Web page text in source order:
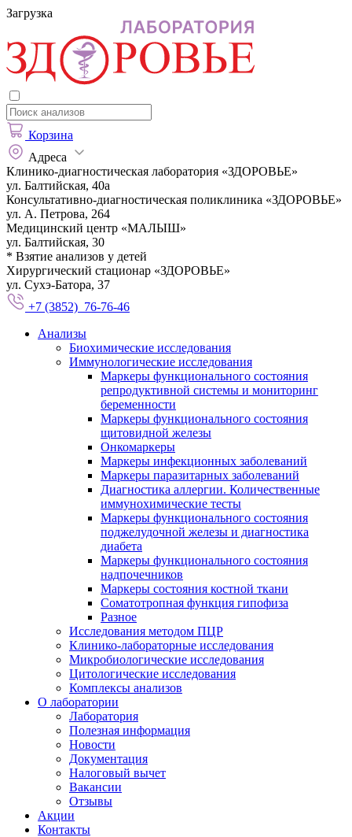
Загрузка
Корзина
Адреса
Клинико-диагностическая лаборатория «ЗДОРОВЬЕ»
ул. Балтийская, 40а
Консультативно-диагностическая поликлиника «ЗДОРОВЬЕ»
ул. А. Петрова, 264
Медицинский центр «МАЛЫШ»
ул. Балтийская, 30
* Взятие анализов у детей
Хирургический стационар «ЗДОРОВЬЕ»
ул. Сухэ-Батора, 37
+7 (3852) 76-76-46
Анализы
Биохимические исследования
Иммунологические исследования
Маркеры функционального состояния
репродуктивной системы и мониторинг
беременности
Маркеры функционального состояния
щитовидной железы
Онкомаркеры
Маркеры инфекционных заболеваний
Маркеры паразитарных заболеваний
Диагностика аллергии. Количественные
иммунохимические тесты
Маркеры функционального состояния
поджелудочной железы и диагностика
диабета
Маркеры функционального состояния
надпочечников
Маркеры состояния костной ткани
Соматотропная функция гипофиза
Разное
Исследования методом ПЦР
Клинико-лабораторные исследования
Микробиологические исследования
Цитологические исследования
Комплексы анализов
О лаборатории
Лаборатория
Полезная информация
Новости
Документация
Налоговый вычет
Вакансии
Отзывы
Акции
Контакты